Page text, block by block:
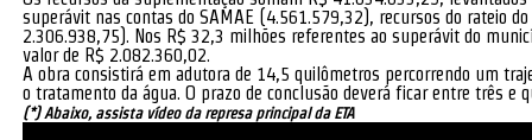
superávit nas contas do SAMAE (4.561.579,32), recursos do rateio
2.306.938,75). Nos R$ 32,3 milhões referentes ao superávit do
valor de R$ 2.082.360,02.
A obra consistirá em adutora de 14,5 quilômetros percorrendo um
o tratamento da água. O prazo de conclusão deverá ficar entre três e
(*) Abaixo, assista vídeo da represa principal da ETA